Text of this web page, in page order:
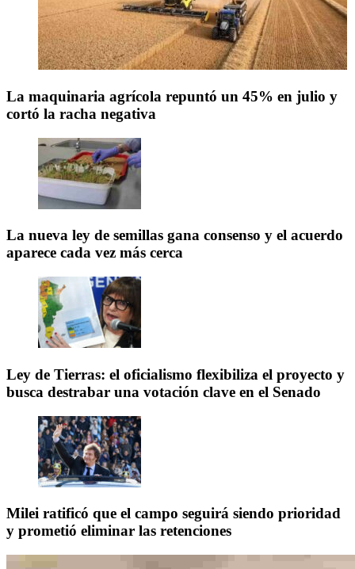
La maquinaria agrícola repuntó un 45% en julio y
cortó la racha negativa
La nueva ley de semillas gana consenso y el acuerdo
aparece cada vez más cerca
Ley de Tierras: el oficialismo flexibiliza el proyecto y
busca destrabar una votación clave en el Senado
Milei ratificó que el campo seguirá siendo prioridad
y prometió eliminar las retenciones